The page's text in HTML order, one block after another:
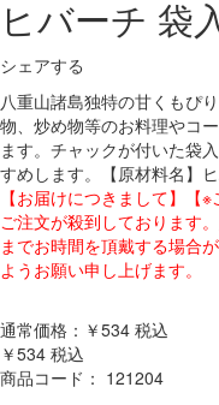
ヒバーチ 袋
シェアする
八重山諸島独特の甘くもぴ
物、炒め物等のお料理やコ
ます。チャックが付いた袋
すめします。【原材料名】
【お届けにつきまして】【
ご注文が殺到しております
までお時間を頂戴する場合
ようお願い申し上げます。
通常価格：￥534 税込
￥534 税込
商品コード： 121204